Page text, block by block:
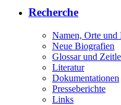
Recherche
Namen, Orte und
Neue Biografien
Glossar und
Literatur
Dokumentationen
Presseberichte
Links